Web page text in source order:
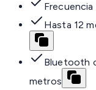
Hasta 12
Bluetooth
metros